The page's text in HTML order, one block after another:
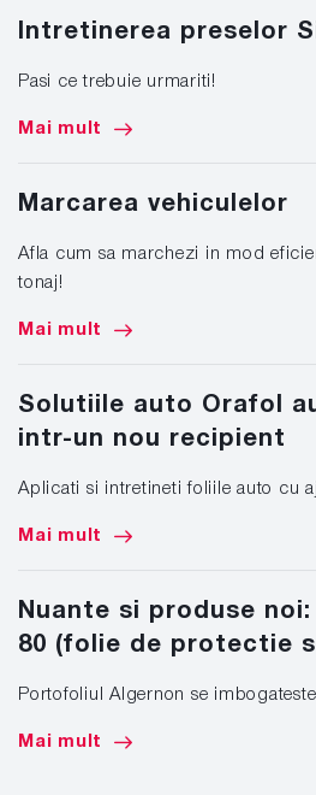
Intretinerea preselor
Pasi ce trebuie urmariti!
Mai mult
Marcarea vehiculelor
Afla cum sa marchezi in mod
tonaj!
Mai mult
Solutiile auto Orafol
intr-un nou recipient
Aplicati si intretineti foliile auto cu
Mai mult
Nuante si produse
80 (folie de protectie
Portofoliul Algernon se
Mai mult